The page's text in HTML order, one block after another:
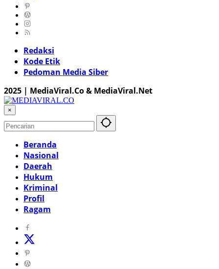
Redaksi
Kode Etik
Pedoman Media Siber
2025 | MediaViral.Co & MediaViral.Net
×
Beranda
Nasional
Daerah
Hukum
Kriminal
Profil
Ragam